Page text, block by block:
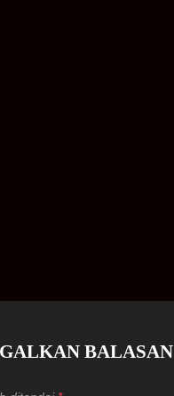
BALASAN